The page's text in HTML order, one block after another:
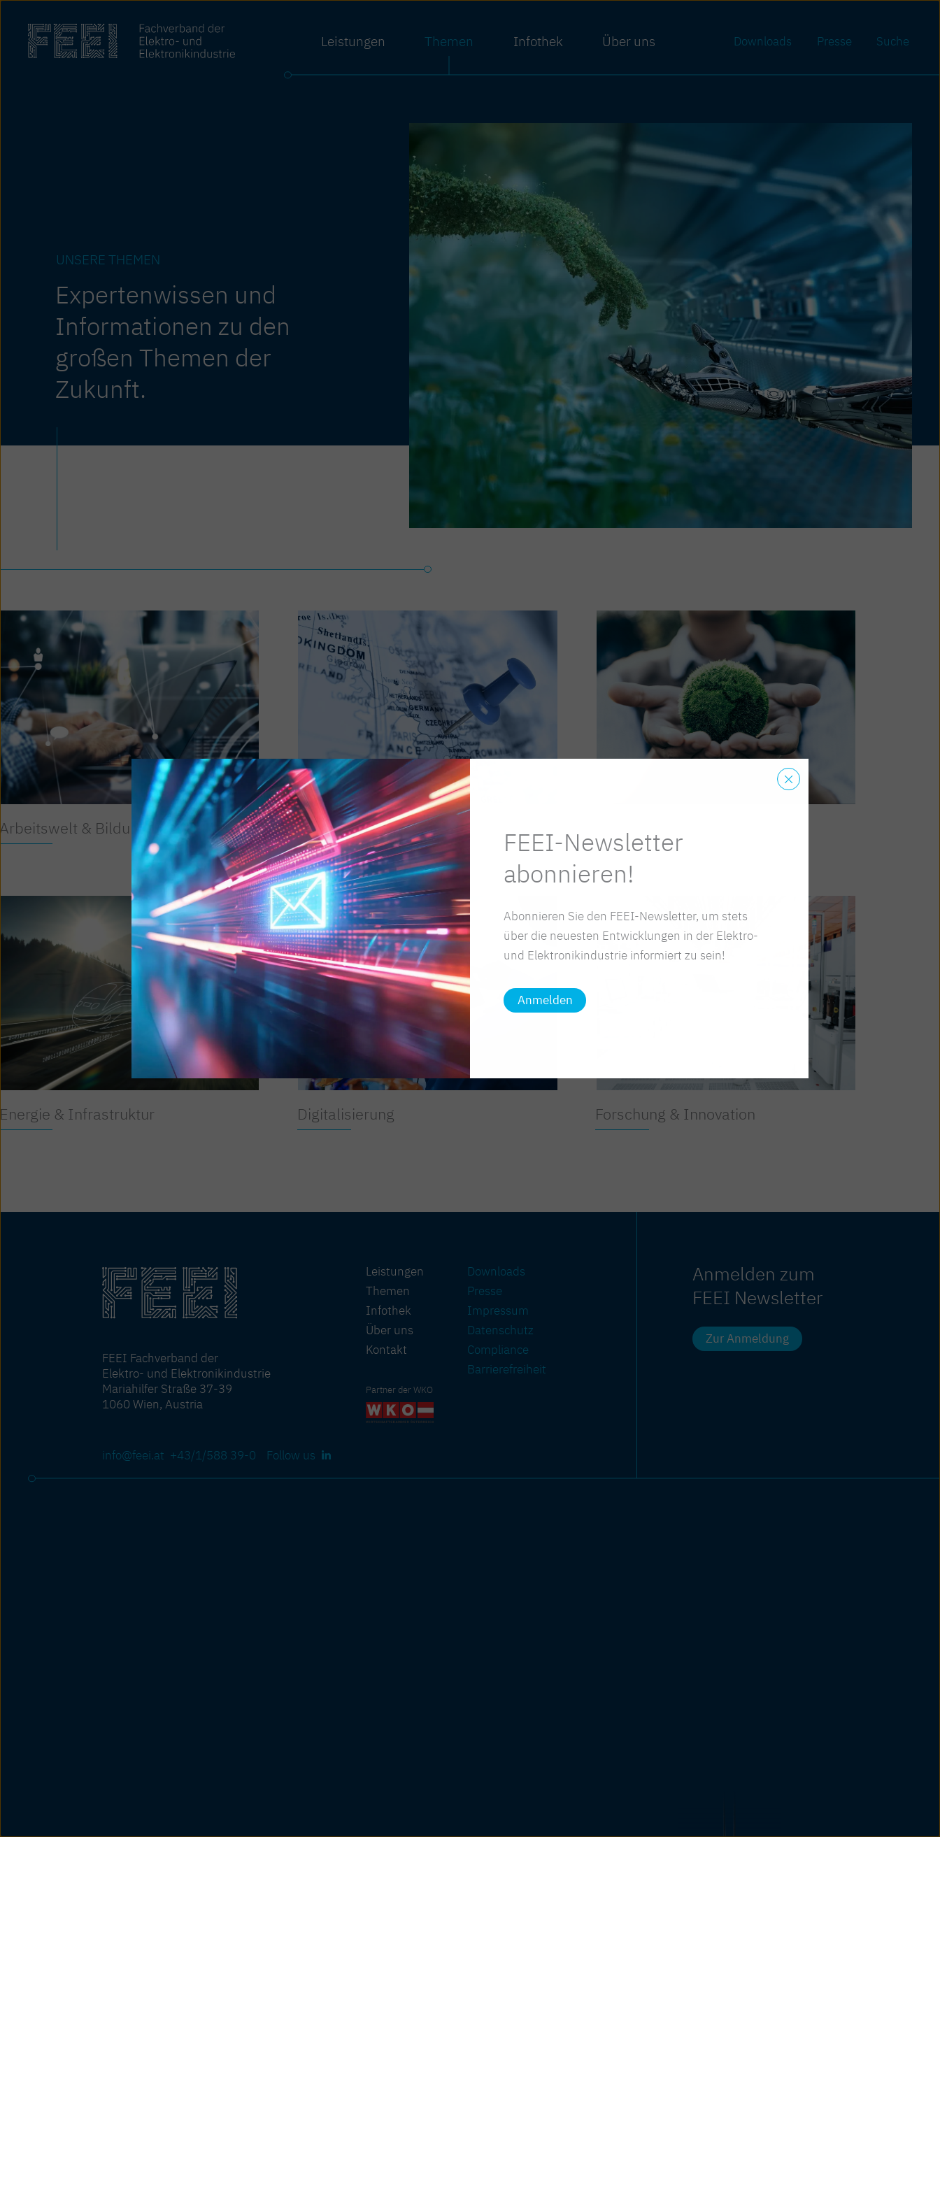
Inhalt
springen
Leistungen Themen Infothek Über uns Downloads Presse Suche
UNSERE THEMEN
Experten­wissen und
Informationen zu den
großen Themen der
Zukunft.
& Bildung Standortpolitik Umwelt & Nachhaltigkeit
& Infrastruktur Digitalisierung Forschung & Innovation
FEEI Fachverband der
Elektro- und Elektronikindustrie
Mariahilfer Straße 37-39
1060 Wien, Austria
info@feei.at +43/1/588 39-0 Follow us
Leistungen
Themen
Infothek
Über uns
Kontakt
Partner der WKO
Downloads
Presse
Impressum
Datenschutz
Compliance
Barriere­freiheit
Anmelden zum
FEEI Newsletter
Zur Anmeldung
FEEI-Newsletter
abonnieren!
Abonnieren Sie den FEEI-Newsletter, um stets
über die neuesten Entwicklungen in der Elektro-
und Elektronikindustrie informiert zu sein!
Anmelden